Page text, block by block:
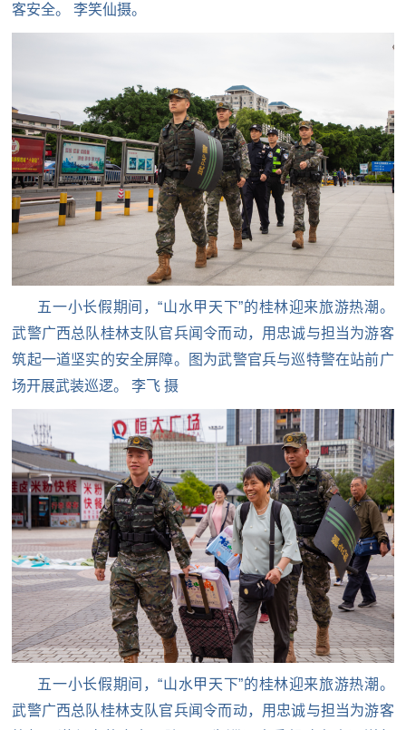
客安全。 李笑仙摄。
五一小长假期间，“山水甲天下”的桂林迎来旅游热潮。
武警广西总队桂林支队官兵闻令而动，用忠诚与担当为游客
筑起一道坚实的安全屏障。图为武警官兵与巡特警在站前广
场开展武装巡逻。 李飞 摄
五一小长假期间，“山水甲天下”的桂林迎来旅游热潮。
武警广西总队桂林支队官兵闻令而动，用忠诚与担当为游客